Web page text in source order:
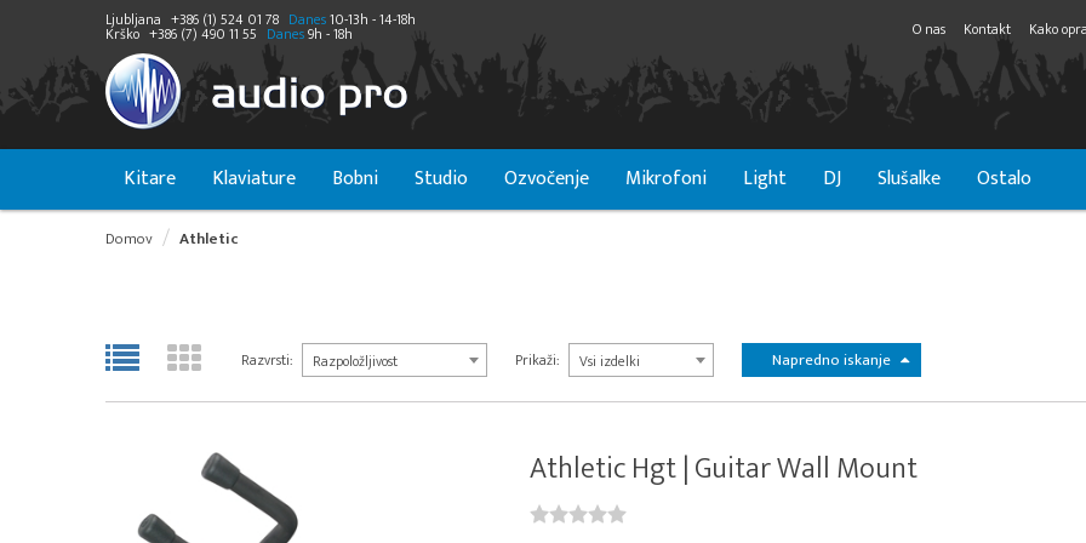
Ljubljana +386 (1) 524 01 78 Danes10-13h - 14-18h
Krško +386 (7) 490 11 55 Danes9h - 18h O nas Kontakt Kako
Kitare Klaviature Bobni Studio Ozvočenje Mikrofoni Light DJ Slušalke Ostalo
Domov Athletic
Razvrsti: Razpoložljivost Prikaži: Vsi izdelki Napredno iskanje
Athletic Hgt | Guitar Wall Mount